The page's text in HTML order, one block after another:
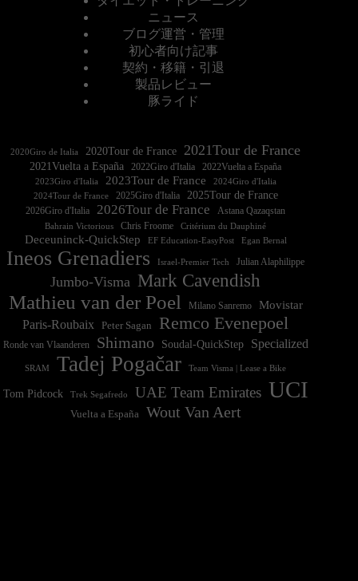
ニュース
ブログ運営・管理
初心者向け記事
契約・移籍・引退
製品レビュー
豚ライド
2020Giro de Italia 2020Tour de France 2021Tour de France
2021Vuelta a España 2022Vuelta a España
2023Giro d'Italia 2023Tour de France
2024Tour de France
2025Giro d'Italia 2025Tour de France
2026Giro d'Italia 2026Tour de France Astana Qazaqstan
Bahrain Victorious Chris Froome Critérium du Dauphiné
Deceuninck-QuickStep EF Education-EasyPost Egan Bernal
Ineos Grenadiers Israel-Premier Tech Julian Alaphilippe
Jumbo-Visma Mark Cavendish
Mathieu van der Poel Milano Sanremo
Movistar
Paris-Roubaix
Peter Sagan Remco Evenepoel
Ronde van Vlaanderen Shimano Soudal-QuickStep Specialized
SRAM Tadej Pogačar Team Visma | Lease a Bike
Tom Pidcock Trek Segafredo UAE Team Emirates UCI
Vuelta a España Wout Van Aert